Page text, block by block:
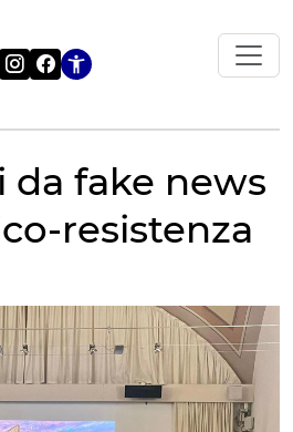
Apri le
da fake news
resistenza